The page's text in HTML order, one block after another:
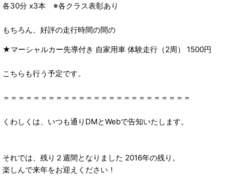
各30分 x3本 ※各クラス表彰あり
もちろん、好評の走行時間の間の
★マーシャルカー先導付き 自家用車 体験走行（2周） 1500円
こちらも行う予定です。
＝＝＝＝＝＝＝＝＝＝＝＝＝＝＝＝＝＝＝＝＝＝＝＝＝
くわしくは、いつも通りDMとWebで告知いたします。
それでは、残り２週間となりました 2016年の残り。
楽しんで来年をお迎えください！